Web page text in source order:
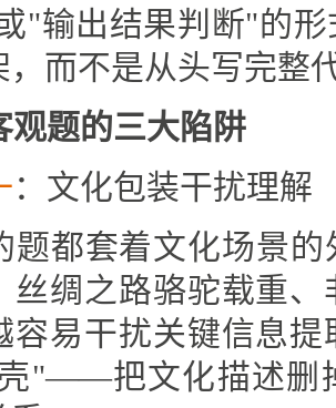
"输出结果判断"的
，而不是从头写完整
观题的三大陷阱
：文化包装干扰理解
题都套着文化场景
丝绸之路骆驼载重
容易干扰关键信息
"——把文化描述删